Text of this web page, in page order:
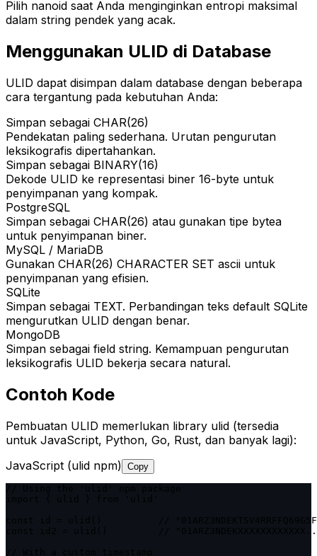
Pilih nanoid saat Anda menginginkan entropi maksimal
dalam string pendek yang acak.
Menggunakan ULID di Database
ULID dapat disimpan dalam database dengan beberapa
cara tergantung pada kebutuhan Anda:
Simpan sebagai CHAR(26)
Pendekatan paling sederhana. Urutan pengurutan
leksikografis dipertahankan.
Simpan sebagai BINARY(16)
Dekode ULID ke representasi biner 16-byte untuk
penyimpanan yang kompak.
PostgreSQL
Simpan sebagai CHAR(26) atau gunakan tipe bytea
untuk penyimpanan biner.
MySQL / MariaDB
Gunakan CHAR(26) CHARACTER SET ascii untuk
penyimpanan yang efisien.
SQLite
Simpan sebagai TEXT. Perbandingan teks default SQLite
mengurutkan ULID dengan benar.
MongoDB
Simpan sebagai field string. Kemampuan pengurutan
leksikografis ULID bekerja secara natural.
Contoh Kode
Pembuatan ULID memerlukan library ulid (tersedia
untuk JavaScript, Python, Go, Rust, dan banyak lagi):
JavaScript (ulid npm) Copy
const id = ulid()          //
const id2 = ulid()         //